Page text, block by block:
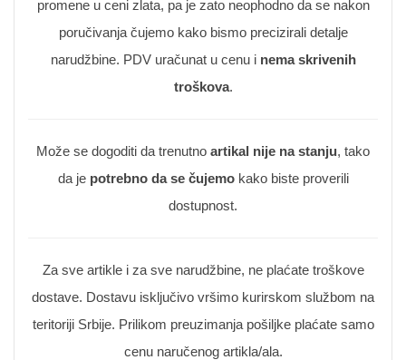
promene u ceni zlata, pa je zato neophodno da se nakon
poručivanja čujemo kako bismo precizirali detalje
narudžbine. PDV uračunat u cenu i nema skrivenih
troškova.
Može se dogoditi da trenutno artikal nije na stanju, tako
da je potrebno da se čujemokako biste proverili
dostupnost.
Za sve artikle i za sve narudžbine, ne plaćate troškove
dostave. Dostavu isključivo vršimo kurirskom službom na
teritoriji Srbije. Prilikom preuzimanja pošiljke plaćate samo
cenu naručenog artikla/ala.